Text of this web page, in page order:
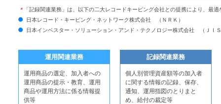
＊ 「記録関連業務」は、以下の二大レコードキーピング会社との提携により、最
日本レコード・キーピング・ネットワーク株式会社 （ＮＲＫ）
日本インベスター・ソリューション・アンド・テクノロジー株式会社 （ＪＩ
運用関連業務
運用商品の選定、加入者への
運用商品の提示・教育、運用
商品や運用方法に係る情報提
供等
記録関連業務
個人別管理資産額等の加入者
に関する情報の記録、保存、
通知、運用指図のとりまと
め、給付の裁定等